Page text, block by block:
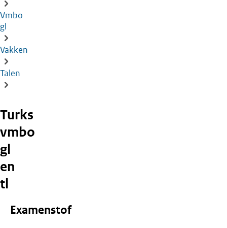
Vmbo
gl
Vakken
Talen
Turks
vmbo
gl
en
tl
Examenstof